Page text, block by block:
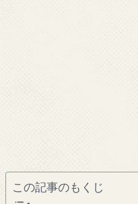
この記事のもくじ